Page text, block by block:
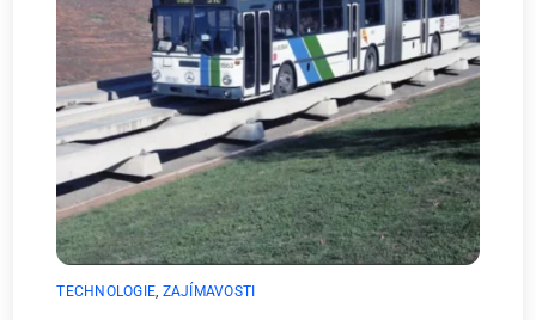
TECHNOLOGIE ZAJÍMAVOSTI